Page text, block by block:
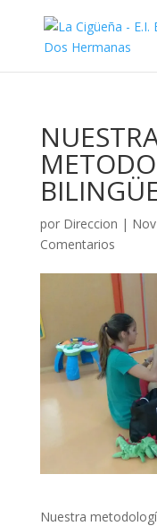
por Direccion |
Comentarios
Nuestra